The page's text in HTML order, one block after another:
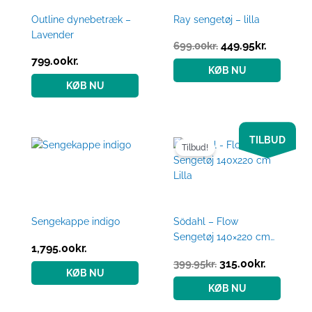
Outline dynebetræk –
Lavender
799.00 kr.
KØB NU
Ray sengetøj – lilla
699.00kr. 449.95kr.
KØB NU
Sengekappe indigo
1,795.00 kr.
KØB NU
TILBUD
Tilbud!
Södahl – Flow
Sengetøj 140×220 cm
399.95kr.
Den
oprindelige
pris
315.00 kr.
Den
aktuelle
pris
KØB NU